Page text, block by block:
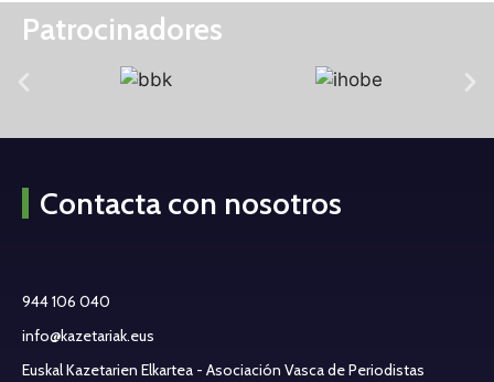
Patrocinadores
Contacta con nosotros
944 106 040
info@kazetariak.eus
Euskal Kazetarien Elkartea - Asociación Vasca de Periodistas